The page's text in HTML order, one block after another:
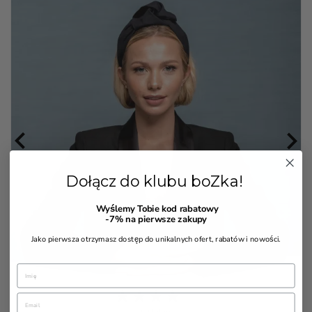
 
Dołącz do klubu boZka!
Wyślemy Tobie kod rabatowy
-7%na pierwsze zakupy
Jako pierwsza otrzymasz dostęp do unikalnych ofert, rabatów i nowości.